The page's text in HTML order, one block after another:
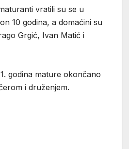
vratili su se u
10 godina, a domaćini su
Grgić, Ivan Matić i
godina mature okončano
i druženjem.